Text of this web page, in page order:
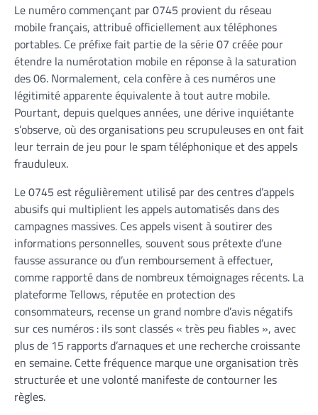
Le numéro commençant par 0745 provient du réseau
mobile français, attribué officiellement aux téléphones
portables. Ce préfixe fait partie de la série 07 créée pour
étendre la numérotation mobile en réponse à la saturation
des 06. Normalement, cela confère à ces numéros une
légitimité apparente équivalente à tout autre mobile.
Pourtant, depuis quelques années, une dérive inquiétante
s’observe, où des organisations peu scrupuleuses en ont fait
leur terrain de jeu pour le spam téléphonique et des appels
frauduleux.
Le 0745 est régulièrement utilisé par des centres d’appels
abusifs qui multiplient les appels automatisés dans des
campagnes massives. Ces appels visent à soutirer des
informations personnelles, souvent sous prétexte d’une
fausse assurance ou d’un remboursement à effectuer,
comme rapporté dans de nombreux témoignages récents. La
plateforme Tellows, réputée en protection des
consommateurs, recense un grand nombre d’avis négatifs
sur ces numéros : ils sont classés « très peu fiables », avec
plus de 15 rapports d’arnaques et une recherche croissante
en semaine. Cette fréquence marque une organisation très
structurée et une volonté manifeste de contourner les
règles.